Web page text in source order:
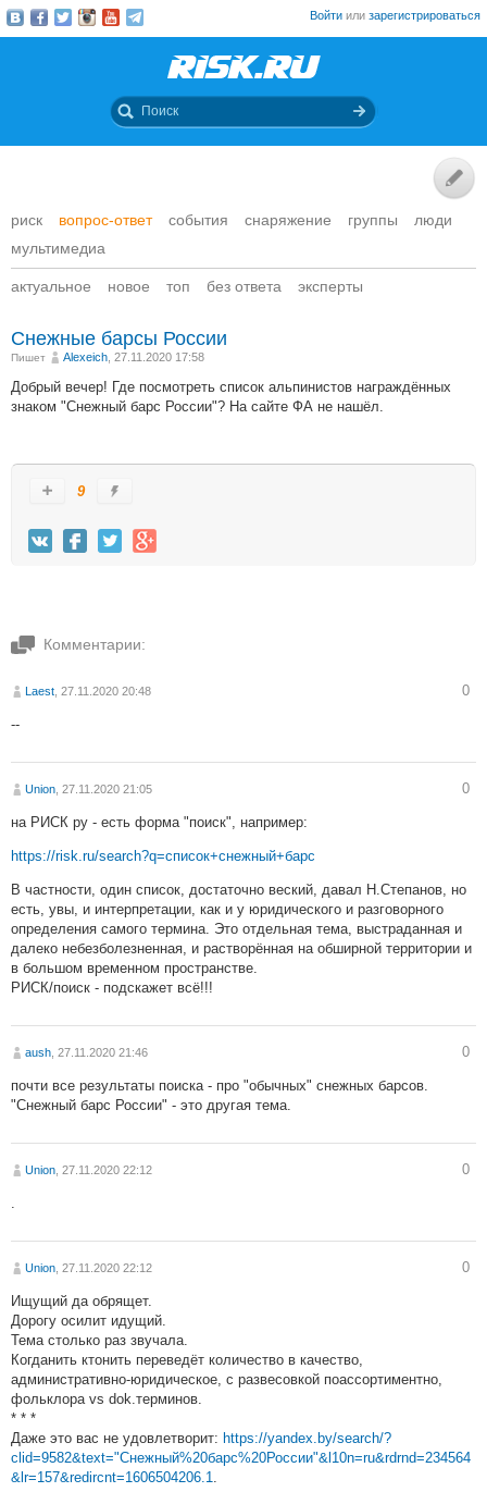
Войти или зарегистрироваться
риск вопрос-ответ события снаряжение группы
люди
мультимедиа
актуальное новое топ без ответа эксперты
Снежные барсы России
Пишет Alexeich , 27.11.2020 17:58
Добрый вечер! Где посмотреть список альпинистов награждённых
знаком "Снежный барс России"? На сайте ФА не нашёл.
9
Комментарии:
Laest , 27.11.2020 20:48 0
--
Union , 27.11.2020 21:05 0
на РИСК ру - есть форма "поиск", например:
https://risk.ru/search?q=список+снежный+барс
В частности, один список, достаточно веский, давал Н.Степанов, но
есть, увы, и интерпретации, как и у юридического и разговорного
определения самого термина. Это отдельная тема, выстраданная и
далеко небезболезненная, и растворённая на обширной территории и
в большом временном пространстве.
РИСК/поиск - подскажет всё!!!
aush , 27.11.2020 21:46 0
почти все результаты поиска - про "обычных" снежных барсов.
"Снежный барс России" - это другая тема.
Union , 27.11.2020 22:12 0
.
Union , 27.11.2020 22:12 0
Ищущий да обрящет.
Дорогу осилит идущий.
Тема столько раз звучала.
Когданить ктонить переведёт количество в качество,
административно-юридическое, с развесовкой поассортиментно,
фольклора vs dok.терминов.
* * *
Даже это вас не удовлетворит: https://yandex.by/search/?
clid=9582&text="Снежный%20барс%20России"&l10n=ru&rdrnd=234564
&lr=157&redircnt=1606504206.1.